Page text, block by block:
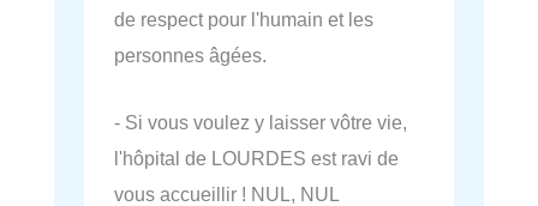
de respect pour l'humain et les
personnes âgées.
- Si vous voulez y laisser vôtre vie,
l'hôpital de LOURDES est ravi de
vous accueillir ! NUL, NUL